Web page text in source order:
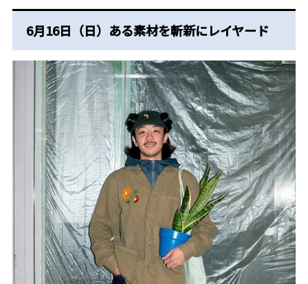
6月16日（日）ある素材を斬新にレイヤード